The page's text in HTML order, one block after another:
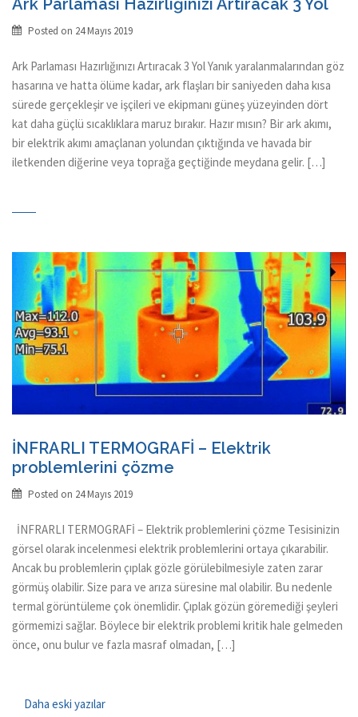
Ark Parlaması Hazırlığınızı Artıracak 3 Yol
Posted on 24 Mayıs 2019
Ark Parlaması Hazırlığınızı Artıracak 3 Yol Yanık yaralanmalarından göz
hasarına ve hatta ölüme kadar, ark flaşları bir saniyeden daha kısa
sürede gerçekleşir ve işçileri ve ekipmanı güneş yüzeyinden dört
kat daha güçlü sıcaklıklara maruz bırakır. Hazır mısın? Bir ark akımı,
bir elektrik akımı amaçlanan yolundan çıktığında ve havada bir
iletkenden diğerine veya toprağa geçtiğinde meydana gelir. […]
İNFRARLI TERMOGRAFİ – Elektrik
problemlerini çözme
Posted on 24 Mayıs 2019
İNFRARLI TERMOGRAFİ – Elektrik problemlerini çözme Tesisinizin
görsel olarak incelenmesi elektrik problemlerini ortaya çıkarabilir.
Ancak bu problemlerin çıplak gözle görülebilmesiyle zaten zarar
görmüş olabilir. Size para ve arıza süresine mal olabilir. Bu nedenle
termal görüntüleme çok önemlidir. Çıplak gözün göremediği şeyleri
görmemizi sağlar. Böylece bir elektrik problemi kritik hale gelmeden
önce, onu bulur ve fazla masraf olmadan, […]
Daha eski yazılar